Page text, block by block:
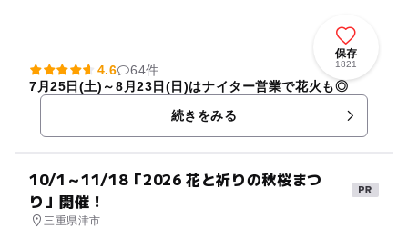
保存
1821
4.6
64件
7月25日(土)～8月23日(日)はナイター営業で花火も◎
続きをみる
10/1～11/18「2026 花と祈りの秋桜まつ
り」開催！
三重県津市